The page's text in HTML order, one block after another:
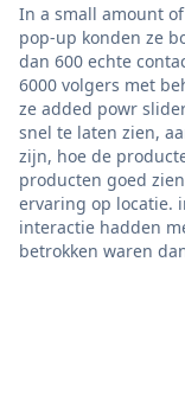
In a small amount
pop-up konden ze
dan 600 echte
6000 volgers met
ze added powr
snel te laten zien,
zijn, hoe de
producten goed
ervaring op locatie.
interactie hadden
betrokken waren